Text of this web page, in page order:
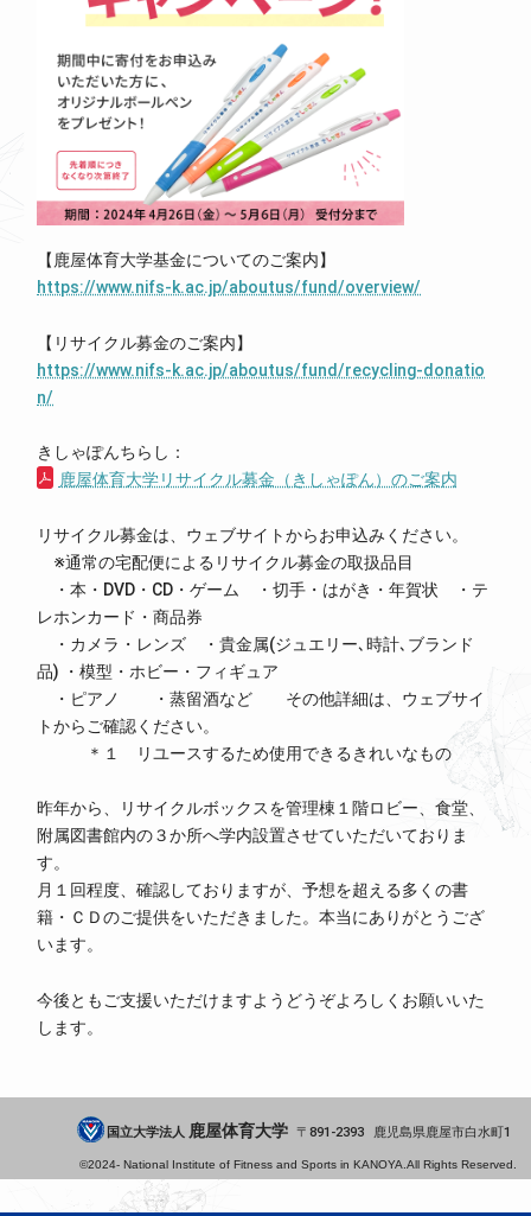
【鹿屋体育大学基金についてのご案内】
https://www.nifs-k.ac.jp/aboutus/fund/overview/
【リサイクル募金のご案内】
https://www.nifs-k.ac.jp/aboutus/fund/recycling-donatio
n/
きしゃぽんちらし：
鹿屋体育大学リサイクル募金（きしゃぽん）のご案内
リサイクル募金は、ウェブサイトからお申込みください。
※通常の宅配便によるリサイクル募金の取扱品目
・本・DVD・CD・ゲーム ・切手・はがき・年賀状 ・テ
レホンカード・商品券
・カメラ・レンズ ・貴金属(ジュエリー､時計､ブランド
品) ・模型・ホビー・フィギュア
・ピアノ ・蒸留酒など その他詳細は、ウェブサイ
トからご確認ください。
＊１ リユースするため使用できるきれいなもの
昨年から、リサイクルボックスを管理棟１階ロビー、食堂、
附属図書館内の３か所へ学内設置させていただいておりま
す。
月１回程度、確認しておりますが、予想を超える多くの書
籍・ＣＤのご提供をいただきました。本当にありがとうござ
います。
今後ともご支援いただけますようどうぞよろしくお願いいた
します。
国立大学法人 鹿屋体育大学 891-2393 鹿児島県鹿屋市白水町1
©2024- National Institute of Fitness and Sports in KANOYA.All Rights Reserved.